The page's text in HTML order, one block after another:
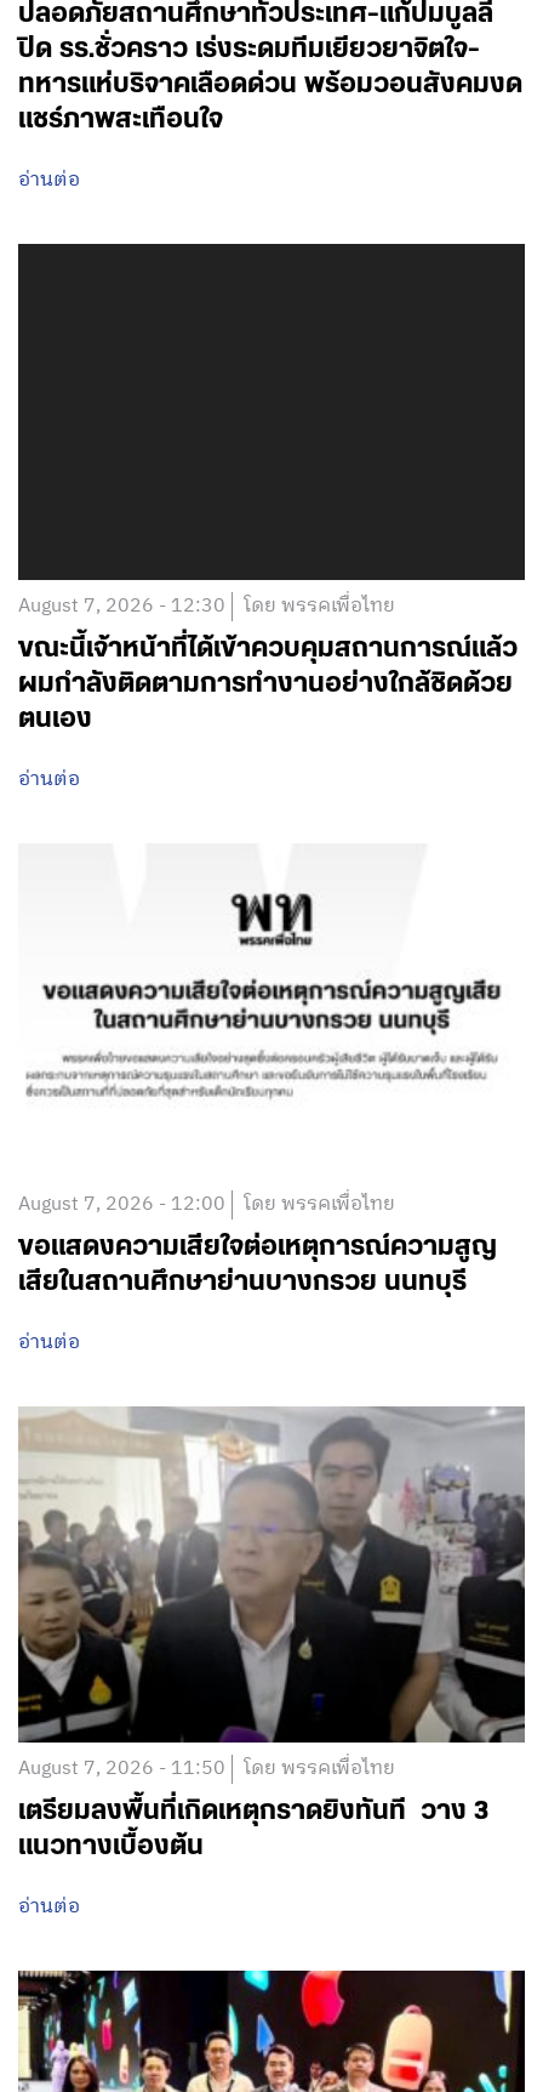
ปลอดภัยสถานศึกษาทั่วประเทศ-แก้ปมบูลลี่
ปิด รร.ชั่วคราว เร่งระดมทีมเยียวยาจิตใจ-
ทหารแห่บริจาคเลือดด่วน พร้อมวอนสังคมงด
แชร์ภาพสะเทือนใจ
อ่านต่อ
August 7, 2026 - 12:30 โดย พรรคเพื่อไทย
ขณะนี้เจ้าหน้าที่ได้เข้าควบคุมสถานการณ์แล้ว
ผมกำลังติดตามการทำงานอย่างใกล้ชิดด้วย
ตนเอง
อ่านต่อ
August 7, 2026 - 12:00 โดย พรรคเพื่อไทย
ขอแสดงความเสียใจต่อเหตุการณ์ความสูญ
เสียในสถานศึกษาย่านบางกรวย นนทบุรี
อ่านต่อ
August 7, 2026 - 11:50 โดย พรรคเพื่อไทย
เตรียมลงพื้นที่เกิดเหตุกราดยิงทันที วาง 3
แนวทางเบื้องต้น
อ่านต่อ